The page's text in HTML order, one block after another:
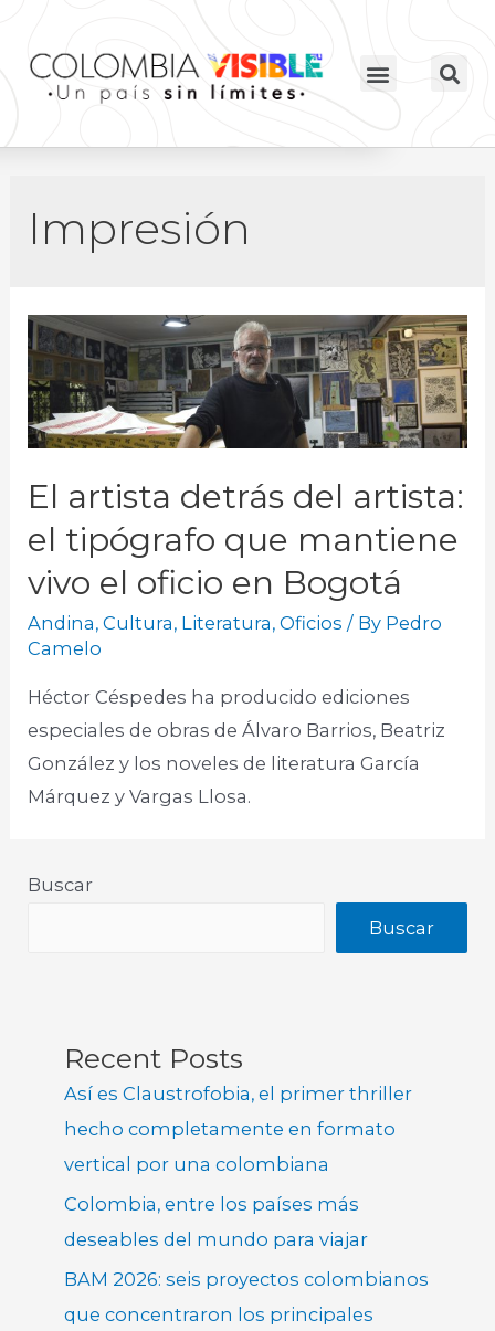
Impresión
El artista detrás del artista:
el tipógrafo que mantiene
vivo el oficio en Bogotá
Andina,Cultura, Literatura,Oficios / By Pedro
Camelo
Héctor Céspedes ha producido ediciones
especiales de obras de Álvaro Barrios, Beatriz
González y los noveles de literatura García
Márquez y Vargas Llosa.
Buscar
Buscar
Recent Posts
Así es Claustrofobia, el primer thriller
hecho completamente en formato
vertical por una colombiana
Colombia, entre los países más
deseables del mundo para viajar
BAM 2026: seis proyectos colombianos
que concentraron los principales